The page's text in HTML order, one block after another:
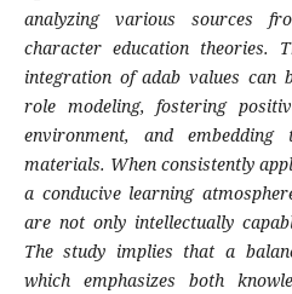
analyzing various sources
character education theories.
integration of adab values can
role modeling, fostering
environment, and
materials. When consistently
a conducive learning
are not only intellectually
The study implies that a
which emphasizes both